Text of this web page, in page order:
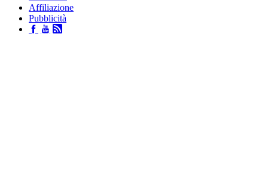
Affiliazione
Pubblicità